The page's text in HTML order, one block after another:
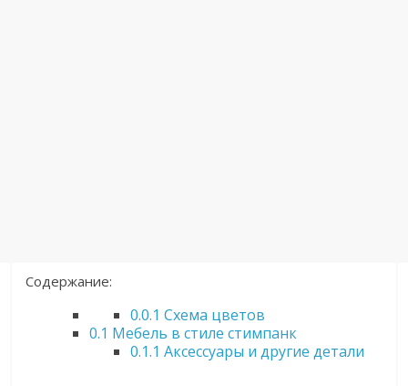
Содержание:
0.0.1 Схема цветов
0.1 Мебель в стиле стимпанк
0.1.1 Аксессуары и другие детали